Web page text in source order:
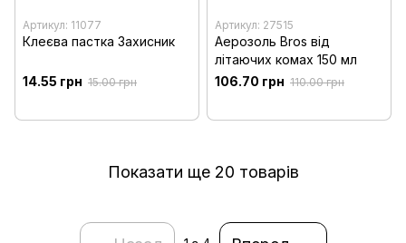
Артикул: 11077
Клеєва пастка Захисник
14.55 грн 15.00 грн
Артикул: 27515
Аерозоль Bros від
літаючих комах 150 мл
106.70 грн 110.00 грн
Показати ще 20 товарів